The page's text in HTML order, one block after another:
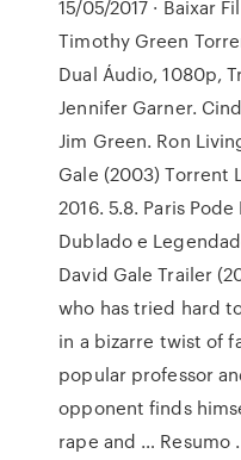
15/05/2017 · Baixar
Timothy Green
Dual Áudio, 1080p,
Jennifer Garner.
Jim Green. Ron
Gale (2003) Torrent
2016. 5.8. Paris
Dublado e
David Gale Trailer
who has tried hard
in a bizarre twist of
popular professor
opponent finds
rape and … Resumo